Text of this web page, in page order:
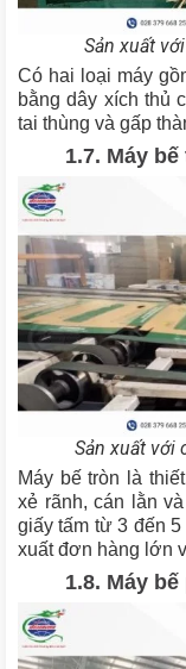
Sản xuất
Có hai loại máy
bằng dây xích thủ
tai thùng và gấp
1.7. Máy bế
Sản xuất với
Máy bế tròn là
xẻ rãnh, cán lằn
giấy tấm từ 3 đến
xuất đơn hàng lớn
1.8. Máy bế